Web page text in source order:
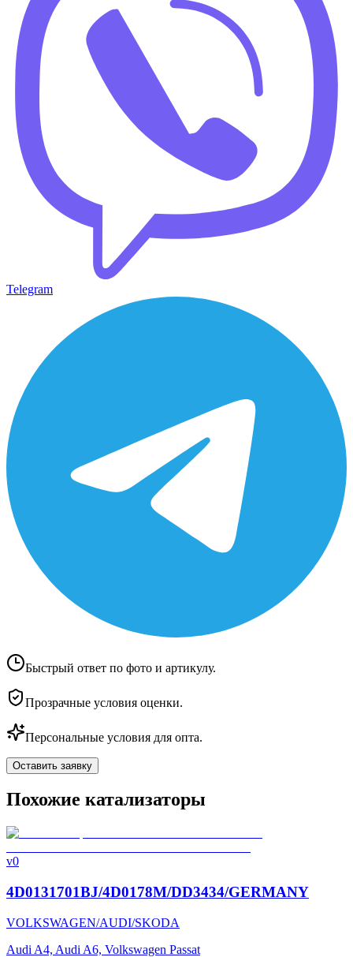
Telegram
Быстрый ответ по фото и артикулу.
Прозрачные условия оценки.
Персональные условия для опта.
Оставить заявку
Похожие катализаторы
v0
4D0131701BJ/4D0178M/DD3434/GERMANY
VOLKSWAGEN/AUDI/SKODA
Audi A4, Audi A6, Volkswagen Passat